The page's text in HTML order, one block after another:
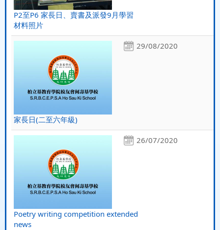
P2至P6 家長日、賣書及派發9月學習
材料照片
29/08/2020
家長日(二至六年級)
26/07/2020
Poetry writing competition extended
news